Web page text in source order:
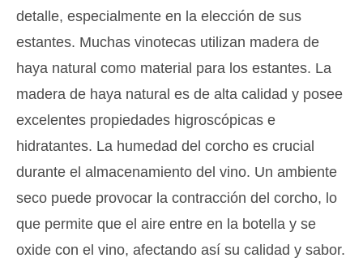
detalle, especialmente en la elección de sus
estantes. Muchas vinotecas utilizan madera de
haya natural como material para los estantes. La
madera de haya natural es de alta calidad y posee
excelentes propiedades higroscópicas e
hidratantes. La humedad del corcho es crucial
durante el almacenamiento del vino. Un ambiente
seco puede provocar la contracción del corcho, lo
que permite que el aire entre en la botella y se
oxide con el vino, afectando así su calidad y sabor.